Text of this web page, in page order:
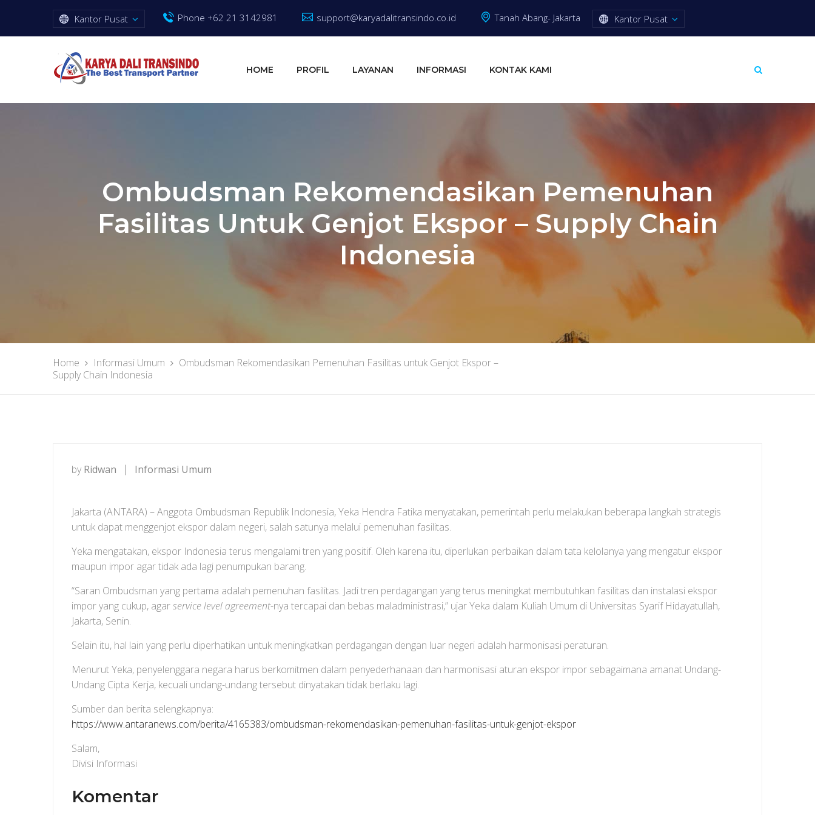
Kantor Pusat Phone +62 21 3142981 support@karyadalitransindo.co.id Tanah Abang- Jakarta Kantor Pusat
HOME PROFIL LAYANAN INFORMASI KONTAK KAMI
Ombudsman Rekomendasikan Pemenuhan
Fasilitas Untuk Genjot Ekspor – Supply Chain
Indonesia
Home Informasi Umum
Ombudsman Rekomendasikan Pemenuhan Fasilitas untuk Genjot Ekspor –
Supply Chain Indonesia
by Ridwan Informasi Umum
Jakarta (ANTARA) – Anggota Ombudsman Republik Indonesia, Yeka Hendra Fatika menyatakan, pemerintah perlu melakukan beberapa langkah strategis
untuk dapat menggenjot ekspor dalam negeri, salah satunya melalui pemenuhan fasilitas.
Yeka mengatakan, ekspor Indonesia terus mengalami tren yang positif. Oleh karena itu, diperlukan perbaikan dalam tata kelolanya yang mengatur ekspor
maupun impor agar tidak ada lagi penumpukan barang.
“Saran Ombudsman yang pertama adalah pemenuhan fasilitas. Jadi tren perdagangan yang terus meningkat membutuhkan fasilitas dan instalasi ekspor
impor yang cukup, agarservice level agreement-nya tercapai dan bebas maladministrasi,” ujar Yeka dalam Kuliah Umum di Universitas Syarif Hidayatullah,
Jakarta, Senin.
Selain itu, hal lain yang perlu diperhatikan untuk meningkatkan perdagangan dengan luar negeri adalah harmonisasi peraturan.
Menurut Yeka, penyelenggara negara harus berkomitmen dalam penyederhanaan dan harmonisasi aturan ekspor impor sebagaimana amanat Undang-
Undang Cipta Kerja, kecuali undang-undang tersebut dinyatakan tidak berlaku lagi.
Sumber dan berita selengkapnya:
https://www.antaranews.com/berita/4165383/ombudsman-rekomendasikan-pemenuhan-fasilitas-untuk-genjot-ekspor
Salam,
Divisi Informasi
Komentar